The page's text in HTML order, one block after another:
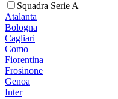
Squadra Serie A
Atalanta
Bologna
Cagliari
Como
Fiorentina
Frosinone
Genoa
Inter